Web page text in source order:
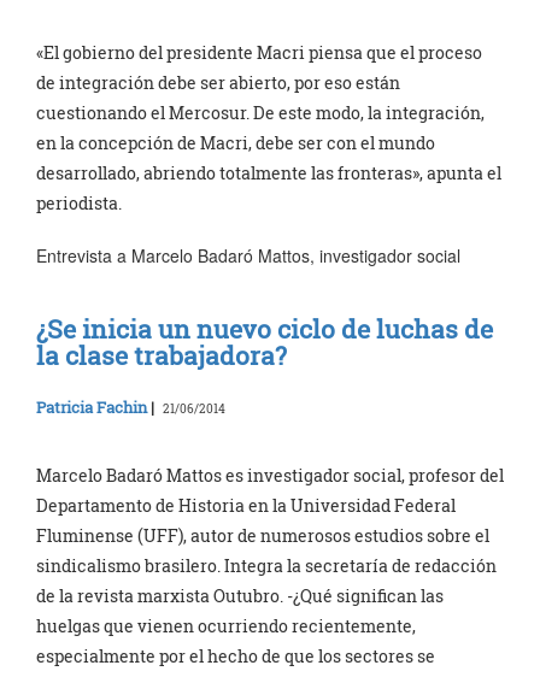
«El gobierno del presidente Macri piensa que el proceso
de integración debe ser abierto, por eso están
cuestionando el Mercosur. De este modo, la integración,
en la concepción de Macri, debe ser con el mundo
desarrollado, abriendo totalmente las fronteras», apunta el
periodista.
Entrevista a Marcelo Badaró Mattos, investigador social
¿Se inicia un nuevo ciclo de luchas de
la clase trabajadora?
Patricia Fachin| 21/06/2014
Marcelo Badaró Mattos es investigador social, profesor del
Departamento de Historia en la Universidad Federal
Fluminense (UFF), autor de numerosos estudios sobre el
sindicalismo brasilero. Integra la secretaría de redacción
de la revista marxista Outubro. -¿Qué significan las
huelgas que vienen ocurriendo recientemente,
especialmente por el hecho de que los sectores se